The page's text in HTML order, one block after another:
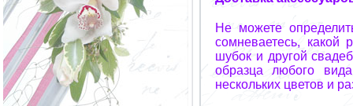
Не можете
сомневаетесь, какой
шубок и другой
образца любого
нескольких цветов и